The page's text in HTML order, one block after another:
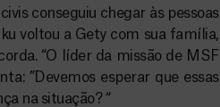
conseguiu chegar às pessoas
voltou a Gety com sua família,
“O líder da missão de MSF
”Devemos esperar que essas
na situação? “